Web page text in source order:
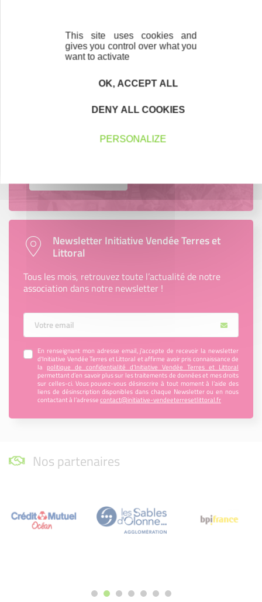
En savoir plus
Nous les avons accompagnés dans leur
Newsletter Initiative Vendée Terres et
Littoral
Tous les mois, retrouvez toute l’actualité de notre
association dans notre newsletter !
Votre Email
En renseignant mon adresse email, j’accepte de recevoir la newsletter
d'Initiative Vendée Terres et Littoral et affirme avoir pris connaissance de
la politique de confidentialité d’Initiative Vendée Terres et Littoral
permettant d’en savoir plus sur les traitements de données et mes droits
sur celles-ci. Vous pouvez-vous désinscrire à tout moment à l’aide des
liens de désinscription disponibles dans chaque Newsletter ou en nous
contactant à l’adressecontact@initiative-vendeeterresetlittoral.fr
Nos partenaires
This site uses cookies and
gives you control over what you
want to activate
OK, ACCEPT ALL
DENY ALL COOKIES
PERSONALIZE